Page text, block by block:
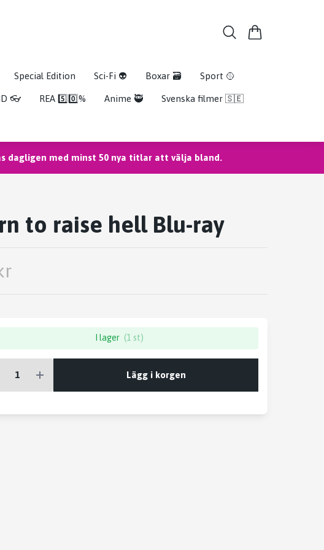
Special Edition Sci-Fi 👽 Boxar 🗃️ Sport 🥎
👓 REA 5️⃣0️⃣% Anime 🥷 Svenska filmer 🇸🇪
dagligen med minst 50 nya titlar att välja bland.
to raise hell Blu-ray
I lager (1 st)
Lägg i korgen